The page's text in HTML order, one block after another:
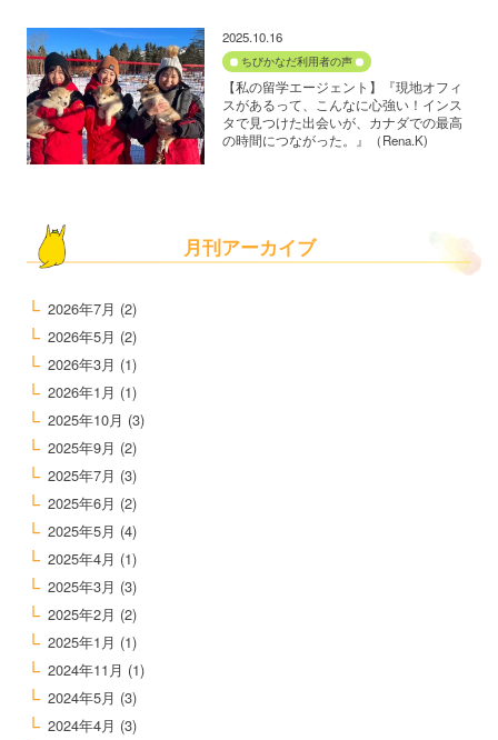
2025.10.16
ちびかなだ利用者の声
【私の留学エージェント】『現地オフィ
スがあるって、こんなに心強い！インス
タで見つけた出会いが、カナダでの最高
の時間につながった。』（Rena.K)
月刊アーカイブ
2026年7月 (2)
2026年5月 (2)
2026年3月 (1)
2026年1月 (1)
2025年10月 (3)
2025年9月 (2)
2025年7月 (3)
2025年6月 (2)
2025年5月 (4)
2025年4月 (1)
2025年3月 (3)
2025年2月 (2)
2025年1月 (1)
2024年11月 (1)
2024年5月 (3)
2024年4月 (3)